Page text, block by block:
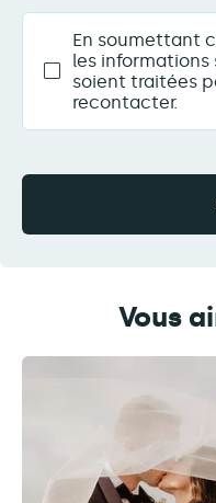
En soumettant
les informations
soient traitées
recontacter.
Vous